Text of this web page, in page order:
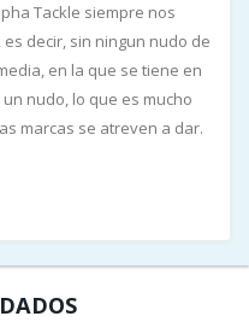
Tackle siempre nos
decir, sin ningun nudo de
en la que se tiene en
nudo, lo que es mucho
marcas se atreven a dar.